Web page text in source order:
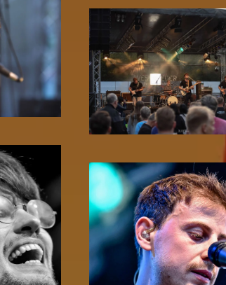
Zoom!
Zoom!